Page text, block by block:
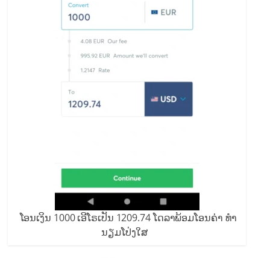
ໂອນເງິນ 1000 ເອີໂຣເປັນ 1209.74 ໂດລາພ້ອມໂອນຄ່າ ທຳ
ນຽມໂປ່ງໃສ